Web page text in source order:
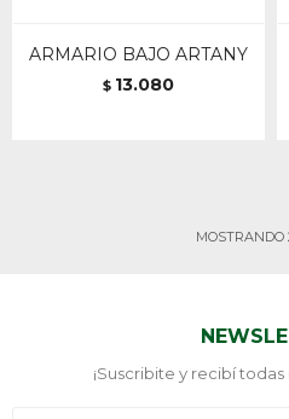
ARMARIO BAJO ARTANY
$ 13.080
MOSTRANDO
¡Suscribite y recibí